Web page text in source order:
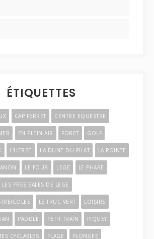
ÉTIQUETTES
CAP FERRET CENTRE EQUESTRE
EN PLEIN AIR FORET GOLF
L'HERBE LA DUNE DU PILAT LA POINTE
LE FOUR LEGE LE PHARE
LES PRES SALES DE LEGE
LE TRUC VERT LOISIRS
PADDLE PETIT TRAIN PIQUEY
CYCLABLES PLAGE PLONGEE